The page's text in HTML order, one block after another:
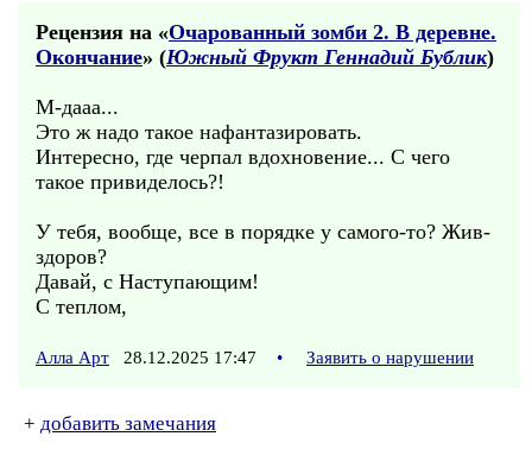
Рецензия на «Очарованный зомби 2. В деревне.
Окончание» (Южный Фрукт Геннадий Бублик)
М-дааа...
Это ж надо такое нафантазировать.
Интересно, где черпал вдохновение... С чего
такое привиделось?!
У тебя, вообще, все в порядке у самого-то? Жив-
здоров?
Давай, с Наступающим!
С теплом,
Алла Арт 28.12.2025 17:47 • Заявить о нарушении
+ добавить замечания